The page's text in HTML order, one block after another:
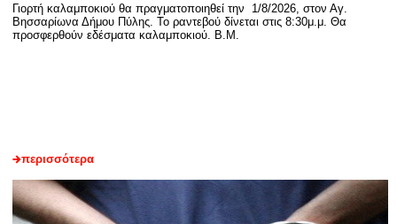
Γιορτή καλαμποκιού θα πραγματοποιηθεί την 1/8/2026, στον Αγ.
Βησσαρίωνα Δήμου Πύλης. Το ραντεβού δίνεται στις 8:30μ.μ. Θα
προσφερθούν εδέσματα καλαμποκιού. Β.Μ.
περισσότερα